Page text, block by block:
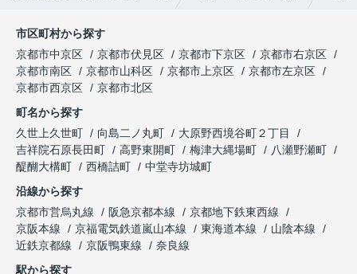
市区町村から探す
京都市中京区
京都市伏見区 京都市下京区
京都市右京区
京都市南区
京都市山科区 京都市上京区
京都市左京区
京都市西京区
京都市北区
町名から探す
久世上久世町
向島二ノ丸町
大原野西境谷町２丁目
吉祥院石原長田町
高野東開町 梅津大縄場町
八瀬野瀬町
醍醐大構町
西橋詰町
中堂寺坊城町
沿線から探す
京都市営烏丸線
阪急京都本線
京都地下鉄東西線
京阪本線
京福電気鉄道嵐山本線 東海道本線
山陰本線
近鉄京都線
京阪鴨東線
奈良線
駅から探す